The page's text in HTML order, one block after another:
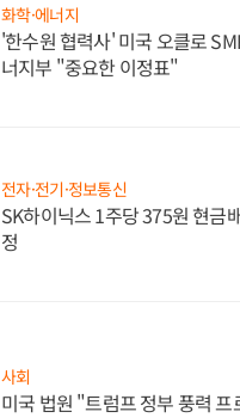
화학·에너지
'한수원 협력사' 미국 오클로
너지부 "중요한 이정표"
전자·전기·정보통신
SK하이닉스 1주당 375원 현금
정
사회
미국 법원 "트럼프 정부 풍력